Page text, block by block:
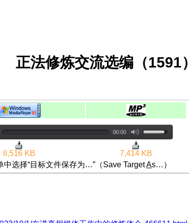
正法修炼交流选编（1591）
00:00
8,516 KB
7,414 KB
选择“目标文件保存为…”（Save TargetAs…）